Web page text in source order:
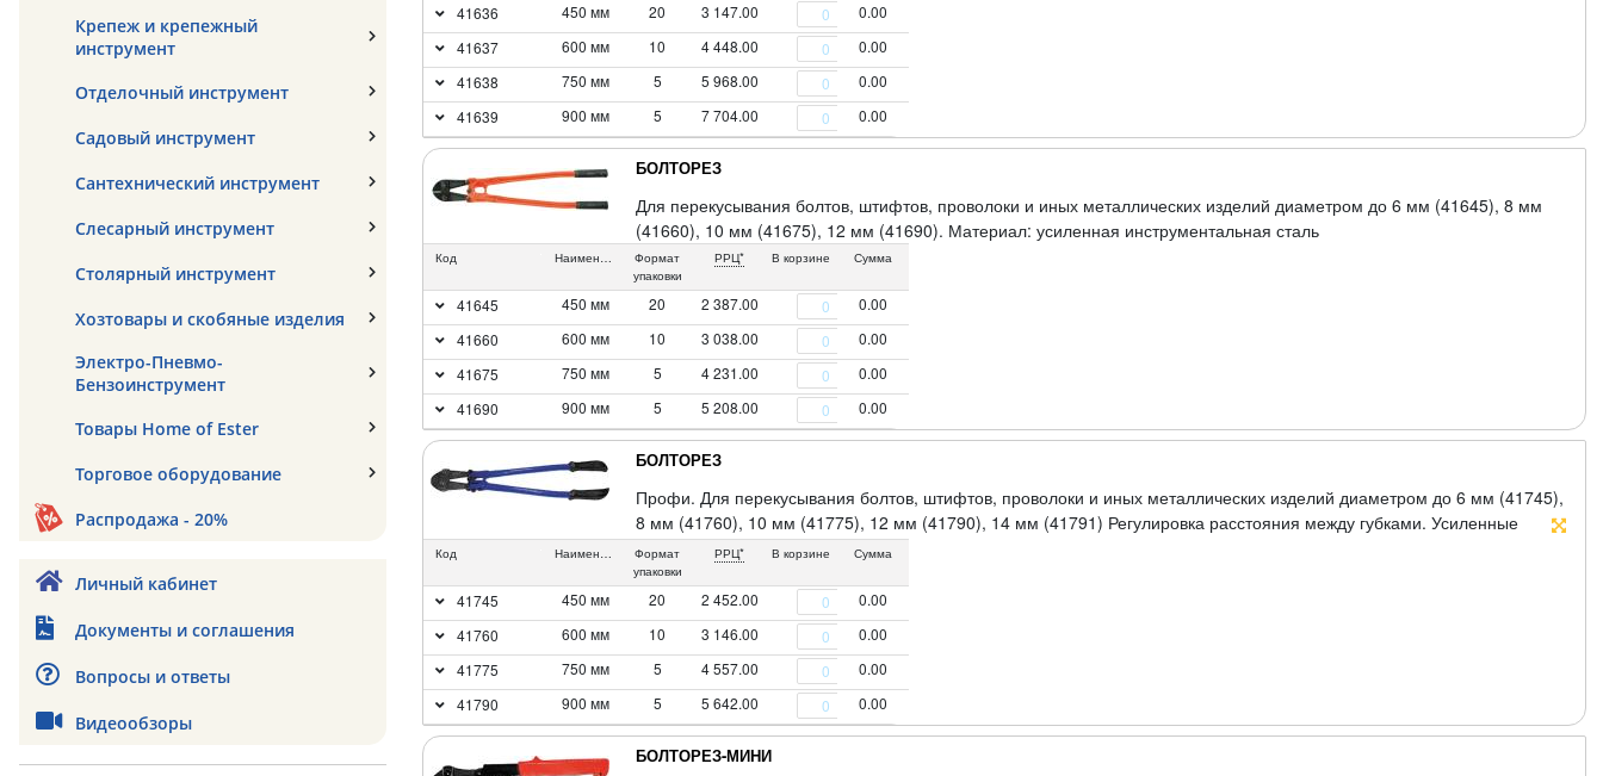
Крепеж и крепежный
инструмент
Отделочный инструмент
Садовый инструмент
Сантехнический инструмент
Слесарный инструмент
Столярный инструмент
Хозтовары и скобяные изделия
Электро-Пневмо-
Бензоинструмент
Товары Home of Ester
Торговое оборудование
Распродажа - 20%
Личный кабинет
Документы и соглашения
Вопросы и ответы
Видеообзоры
41636 450 мм 20 3 147.00
0.00
41637
600 мм 10 4 448.00
0.00
41638
750 мм 5 5 968.00
0.00
41639
900 мм 5 7 704.00 0.00
БОЛТОРЕЗ
Для перекусывания болтов, штифтов, проволоки и иных металлических изделий диаметром до 6 мм (41645), 8 мм
(41660), 10 мм (41675), 12 мм (41690). Материал: усиленная инструментальная сталь
Код Наименование
Формат
упаковки
РРЦ* В корзине Сумма
41645 450 мм 20 2 387.00
0.00
41660
600 мм 10 3 038.00
0.00
41675
750 мм 5 4 231.00
0.00
41690
900 мм 5 5 208.00 0.00
БОЛТОРЕЗ
Профи. Для перекусывания болтов, штифтов, проволоки и иных металлических изделий диаметром до 6 мм (41745),
8 мм (41760), 10 мм (41775), 12 мм (41790), 14 мм (41791) Регулировка расстояния между губками. Усиленные
ручки. Материал: упрочненная сталь у режущих губок (HRC 58-59)
Код Наименование
Формат
упаковки
РРЦ* В корзине Сумма
41745 450 мм 20 2 452.00
0.00
41760
600 мм 10 3 146.00
0.00
41775
750 мм 5 4 557.00
0.00
41790
900 мм 5 5 642.00 0.00
БОЛТОРЕЗ-МИНИ